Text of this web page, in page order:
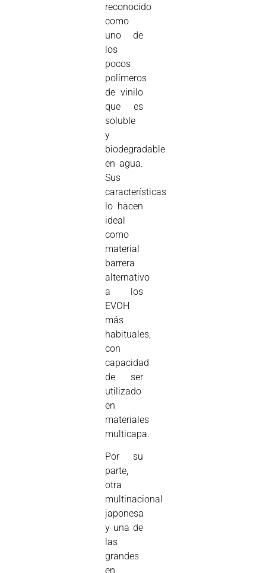
reconocido
como
uno de
los
pocos
polímeros
de vinilo
que es
soluble
y
biodegradable
en agua.
Sus
características
lo hacen
ideal
como
material
barrera
alternativo
a los
EVOH
más
habituales,
con
capacidad
de ser
utilizado
en
materiales
multicapa.
Por su
parte,
otra
multinacional
japonesa
y una de
las
grandes
en